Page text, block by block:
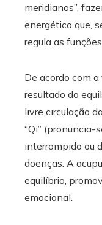
meridianos”,
energético que,
regula as
De acordo com
resultado do
livre circulação
“Qi” (pronuncia-
interrompido ou
doenças. A
equilíbrio,
emocional.